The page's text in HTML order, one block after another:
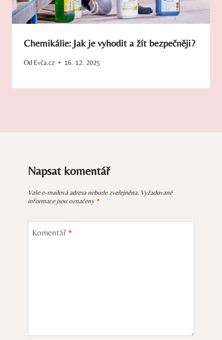
Chemikálie: Jak je vyhodit a žít bezpečněji?
Od Evča.cz 16. 12. 2025
Napsat komentář
Vaše e-mailová adresa nebude zveřejněna. Vyžadované
informace jsou označeny *
Komentář *